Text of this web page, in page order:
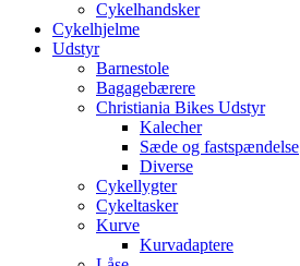
Cykelhandsker
Cykelhjelme
Udstyr
Barnestole
Bagagebærere
Christiania Bikes Udstyr
Kalecher
Sæde og fastspændelse
Diverse
Cykellygter
Cykeltasker
Kurve
Kurvadaptere